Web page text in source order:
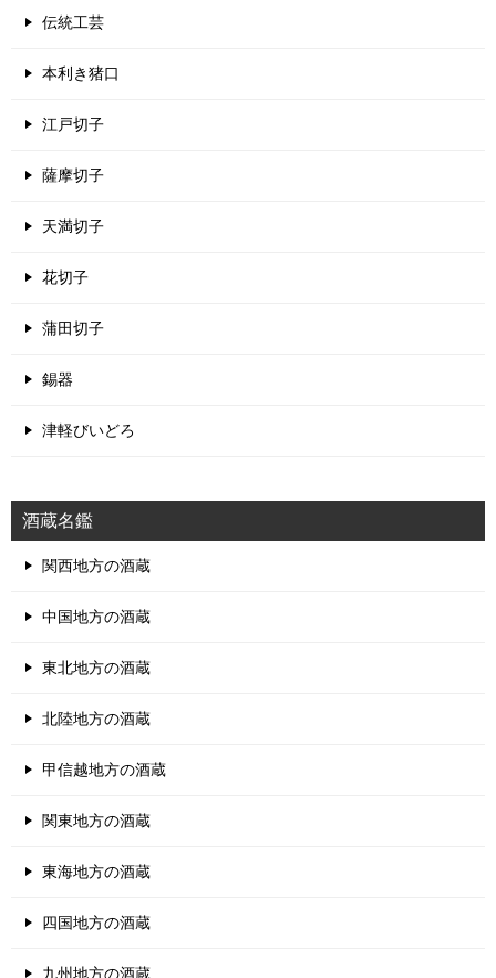
伝統工芸
本利き猪口
江戸切子
薩摩切子
天満切子
花切子
蒲田切子
錫器
津軽びいどろ
酒蔵名鑑
関西地方の酒蔵
中国地方の酒蔵
東北地方の酒蔵
北陸地方の酒蔵
甲信越地方の酒蔵
関東地方の酒蔵
東海地方の酒蔵
四国地方の酒蔵
九州地方の酒蔵